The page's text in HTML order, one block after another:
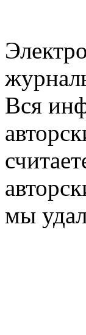
Вся
мы